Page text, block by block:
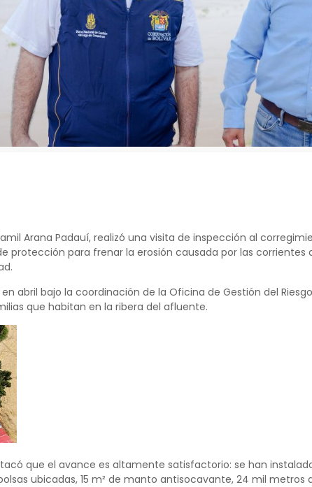
Arana Padauí, realizó una visita de inspección al
protección para frenar la erosión causada por las corrientes
abril bajo la coordinación de la Oficina de Gestión del
que habitan en la ribera del afluente.
que el avance es altamente satisfactorio: se han
ubicadas, 15 m² de manto antisocavante, 24 mil metros